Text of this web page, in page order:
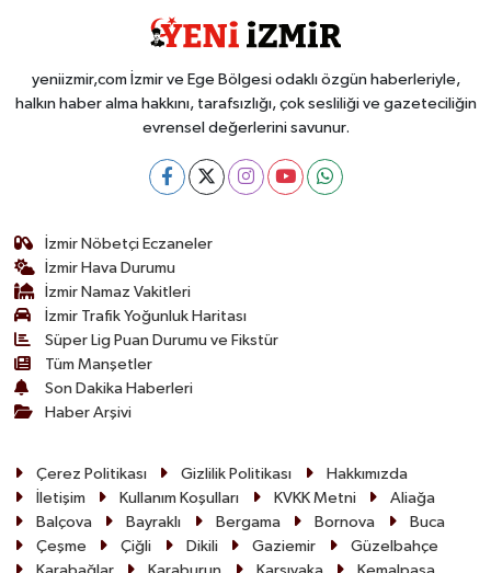
yeniizmir,com İzmir ve Ege Bölgesi odaklı özgün haberleriyle,
halkın haber alma hakkını, tarafsızlığı, çok sesliliği ve gazeteciliğin
evrensel değerlerini savunur.
İzmir Nöbetçi Eczaneler
İzmir Hava Durumu
İzmir Namaz Vakitleri
İzmir Trafik Yoğunluk Haritası
Süper Lig Puan Durumu ve Fikstür
Tüm Manşetler
Son Dakika Haberleri
Haber Arşivi
Çerez Politikası Gizlilik Politikası
Hakkımızda
İletişim
Kullanım Koşulları KVKK Metni
Aliağa
Balçova
Bayraklı Bergama Bornova
Buca
Çeşme
Çiğli Dikili Gaziemir
Güzelbahçe